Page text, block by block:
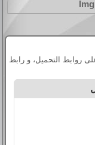
روابط التحميل، و رابط